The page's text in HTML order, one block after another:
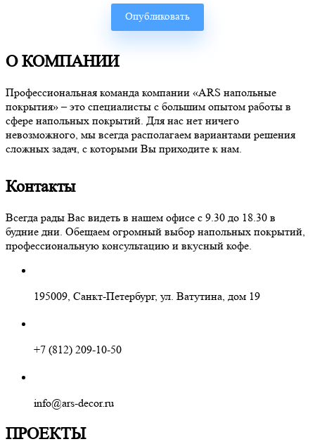
О КОМПАНИИ
Профессиональная команда компании «ARS напольные
покрытия» – это специалисты с большим опытом работы в
сфере напольных покрытий. Для нас нет ничего
невозможного, мы всегда располагаем вариантами решения
сложных задач, с которыми Вы приходите к нам.
Контакты
Всегда рады Вас видеть в нашем офисе с 9.30 до 18.30 в
будние дни. Обещаем огромный выбор напольных покрытий,
профессиональную консультацию и вкусный кофе.
195009, Санкт-Петербург, ул. Ватутина, дом 19
+7 (812) 209-10-50
info@ars-decor.ru
ПРОЕКТЫ